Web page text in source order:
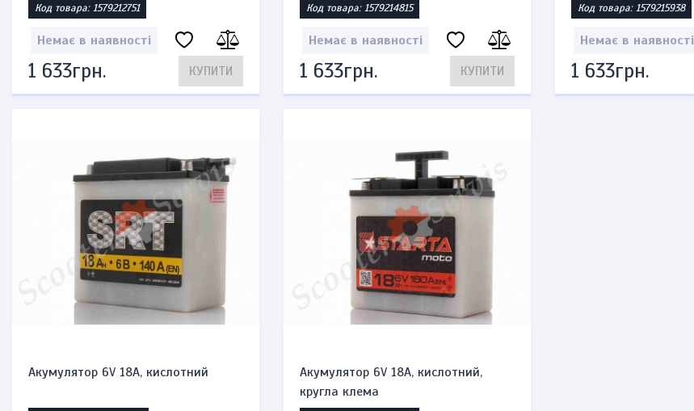
Код товара: 1579212751
Немає в наявності
1 633грн. КУПИТИ
Код товара: 1579214815
Немає в наявності
1 633грн. КУПИТИ
Код товара: 1579215938
Немає в наявності
1 633грн.
Акумулятор 6V 18A, кислотний
Акумулятор 6V 18A, кислотний,
кругла клема